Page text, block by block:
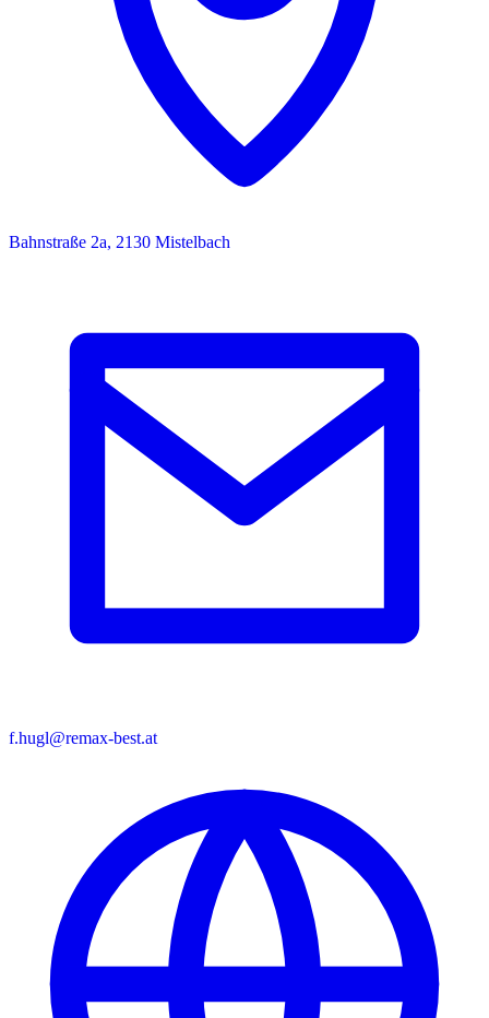
Bahnstraße 2a, 2130 Mistelbach
f.hugl@remax-best.at